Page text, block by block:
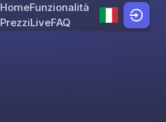
Skip to content
HomeFunzionalità
PrezziLiveFAQ